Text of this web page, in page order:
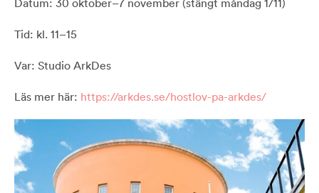
Datum: 30 oktober–7 november (stängt måndag 1/11)
Tid: kl. 11–15
Var: Studio ArkDes
Läs mer här: https://arkdes.se/hostlov-pa-arkdes/